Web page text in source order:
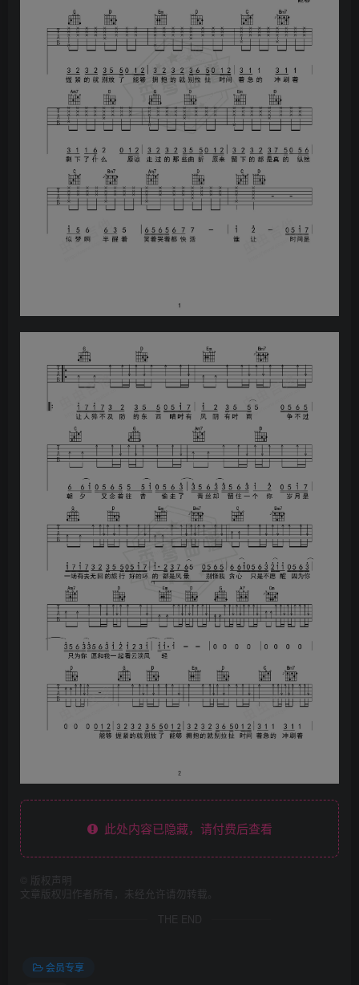
此处内容已隐藏，请付费后查看
版权声明
文章版权归作者所有，未经允许请勿转载。
THE END
会员专享